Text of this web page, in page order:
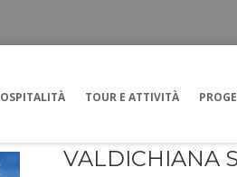
OSPITALITÀ TOUR E ATTIVITÀ
VALDICHIANA